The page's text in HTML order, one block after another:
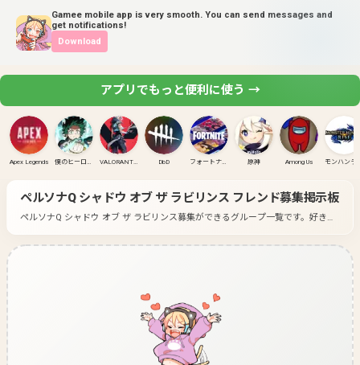
Gamee mobile app is very smooth. You can send messages and
get notifications!
Download
アプリでもっと便利に使う →
Apex Legends 僕のヒーローアカデミア ULTRA RUMBLE VALORANT(PC) DbD フォートナイト 原神 Among Us
ペルソナQ シャドウ オブ ザ ラビリンス フレンド募集掲示板
ペルソナQ シャドウ オブ ザ ラビリンス募集ができるグループ一覧です。 好きな